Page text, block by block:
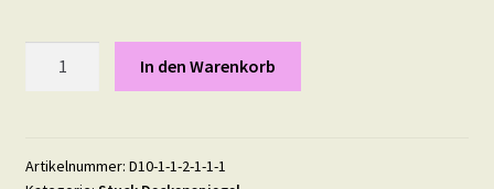
In den Warenkorb
Artikelnummer: D10-1-1-2-1-1-1